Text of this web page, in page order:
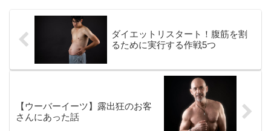
ダイエットリスタート！腹筋を割
るために実行する作戦5つ
【ウーバーイーツ】露出狂のお客
さんにあった話